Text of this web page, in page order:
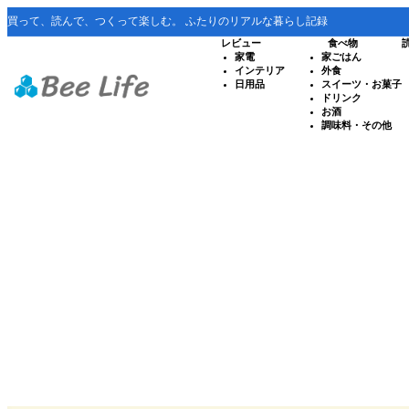
買って、読んで、つくって楽しむ。 ふたりのリアルな暮らし記録
レビュー
家電
インテリア
日用品
食べ物
家ごはん
外食
スイーツ・お菓子
ドリンク
お酒
調味料・その他